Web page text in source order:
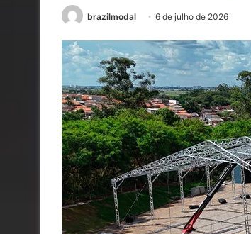
brazilmodal 6 de julho de 2026